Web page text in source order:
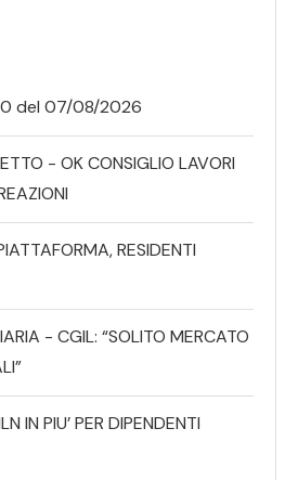
del 07/08/2026
- OK CONSIGLIO LAVORI
RESIDENTI
- CGIL: “SOLITO MERCATO
IN PIU’ PER DIPENDENTI